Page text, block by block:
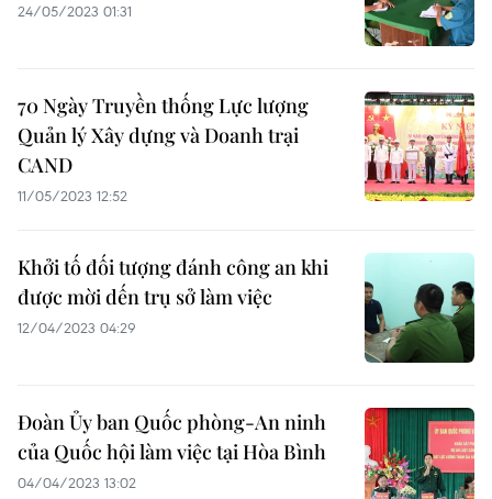
24/05/2023 01:31
70 Ngày Truyền thống Lực lượng
Quản lý Xây dựng và Doanh trại
CAND
11/05/2023 12:52
Khởi tố đối tượng đánh công an khi
được mời dến trụ sở làm việc
12/04/2023 04:29
Đoàn Ủy ban Quốc phòng-An ninh
của Quốc hội làm việc tại Hòa Bình
04/04/2023 13:02